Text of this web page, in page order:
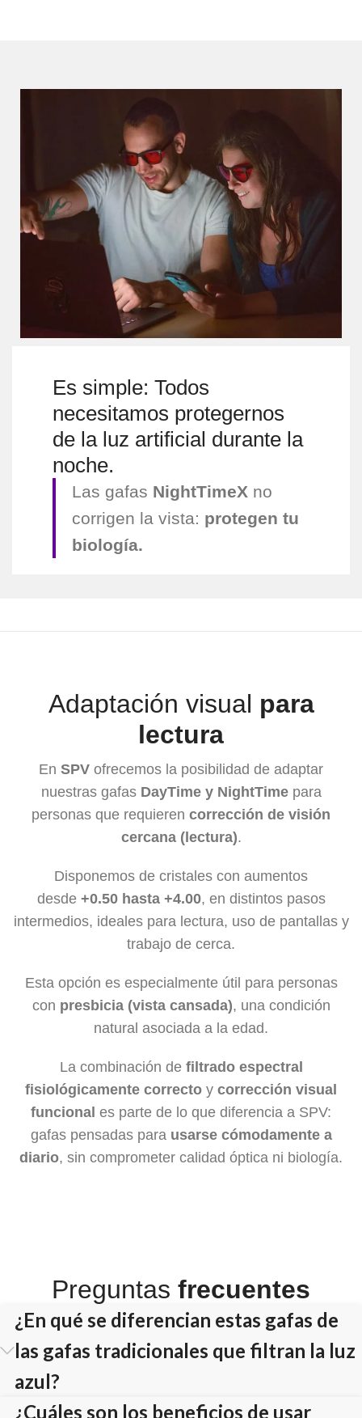
Es simple: Todos
necesitamos protegernos
de la luz artificial durante la
noche.
Las gafas NightTimeX no
corrigen la vista: protegen tu
biología.
Adaptación visual para
lectura
En SPV ofrecemos la posibilidad de adaptar
nuestras gafas DayTime y NightTimepara
personas que requieren corrección de visión
cercana (lectura).
Disponemos de cristales con aumentos
desde +0.50 hasta +4.00, en distintos pasos
intermedios, ideales para lectura, uso de pantallas y
trabajo de cerca.
Esta opción es especialmente útil para personas
con presbicia (vista cansada), una condición
natural asociada a la edad.
La combinación de filtrado espectral
fisiológicamente correcto y corrección visual
funcional es parte de lo que diferencia a SPV:
gafas pensadas para usarse cómodamente a
diario, sin comprometer calidad óptica ni biología.
Preguntas frecuentes
¿En qué se diferencian estas gafas de
las gafas tradicionales que filtran la luz
azul?
¿Cuáles son los beneficios de usar